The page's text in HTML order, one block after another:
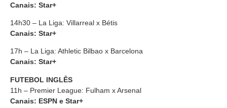
Canais: Star+
14h30 – La Liga: Villarreal x Bétis
Canais: Star+
17h – La Liga: Athletic Bilbao x Barcelona
Canais: Star+
FUTEBOL INGLÊS
11h – Premier League: Fulham x Arsenal
Canais: ESPN e Star+